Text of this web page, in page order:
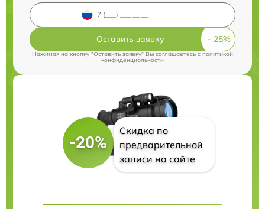
Оставить заявку
Нажимая на кнопку "Оставить заявку" Вы соглашаетесь cполитикой
конфиденциальности
-20%
Скидка по
предварительной
записи на сайте